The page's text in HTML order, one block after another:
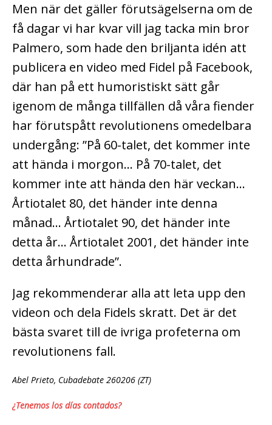
Men när det gäller förutsägelserna om de
få dagar vi har kvar vill jag tacka min bror
Palmero, som hade den briljanta idén att
publicera en video med Fidel på Facebook,
där han på ett humoristiskt sätt går
igenom de många tillfällen då våra fiender
har förutspått revolutionens omedelbara
undergång: ”På 60-talet, det kommer inte
att hända i morgon… På 70-talet, det
kommer inte att hända den här veckan…
Årtiotalet 80, det händer inte denna
månad… Årtiotalet 90, det händer inte
detta år… Årtiotalet 2001, det händer inte
detta århundrade”.
Jag rekommenderar alla att leta upp den
videon och dela Fidels skratt. Det är det
bästa svaret till de ivriga profeterna om
revolutionens fall.
Abel Prieto, Cubadebate 260206 (ZT)
¿Tenemos los días contados?